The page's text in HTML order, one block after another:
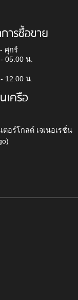
การซื้อขาย
ศุกร์
05.00 น.
12.00 น.
เครือ
ตอร์โกลด์ เจเนอเรชั่น